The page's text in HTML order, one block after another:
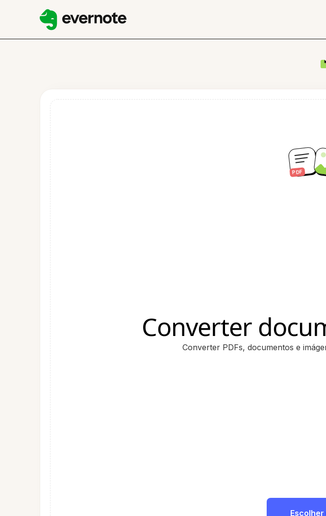
Converter
Converter PDFs, documentos e